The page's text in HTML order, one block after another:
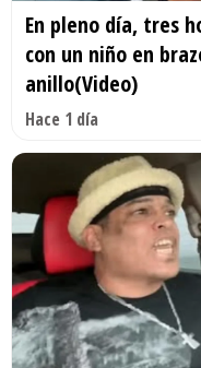
En pleno día, tres
con un niño en
anillo(Video)
Hace 1 día